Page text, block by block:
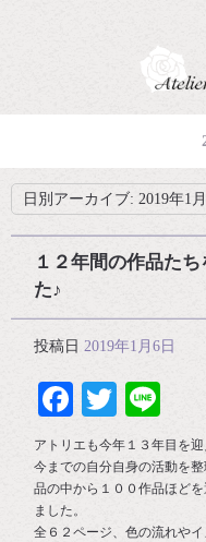
日別アーカイブ: 2019年1
１２年間の作品た
た♪
投稿日 2019年1月6日
Facebook
Twitter
アトリエも今年１３年目を迎
今までの自分自身の活動を
品の中から１００作品ほど
ました。
全６２ページ、色の流れや